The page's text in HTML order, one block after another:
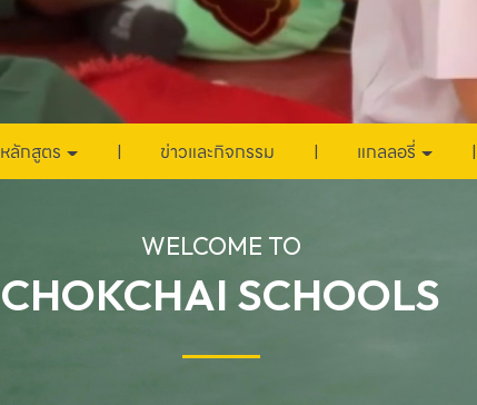
หลักสูตร ข่าวและกิจกรรม แกลลอรี่
WELCOME TO
CHOKCHAI SCHOOLS